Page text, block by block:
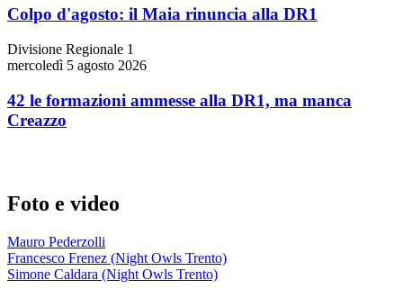
Colpo d'agosto: il Maia rinuncia alla DR1
Divisione Regionale 1
mercoledì 5 agosto 2026
42 le formazioni ammesse alla DR1, ma manca
Creazzo
Foto e video
Mauro Pederzolli
Francesco Frenez (Night Owls Trento)
Simone Caldara (Night Owls Trento)